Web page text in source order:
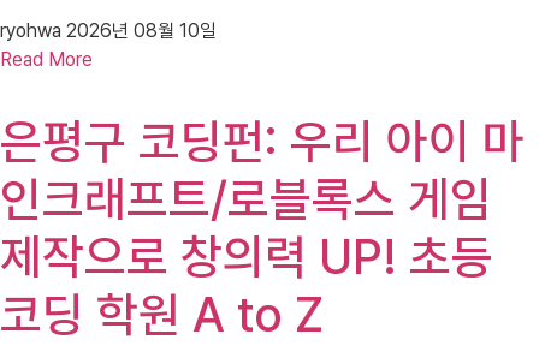
ryohwa 2026년 08월 10일
Read More
은평구 코딩펀: 우리 아이 마
인크래프트/로블록스 게임
제작으로 창의력 UP! 초등
코딩 학원 A to Z